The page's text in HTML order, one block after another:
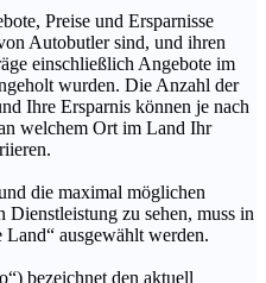
Preise und Ersparnisse
Autobutler sind, und ihren
einschließlich Angebote im
wurden. Die Anzahl der
Ihre Ersparnis können je nach
welchem Ort im Land Ihr
die maximal möglichen
Dienstleistung zu sehen, muss in
Land“ ausgewählt werden.
bezeichnet den aktuell